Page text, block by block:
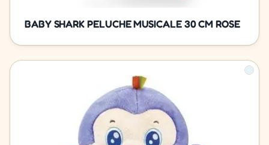
BABY SHARK PELUCHE MUSICALE 30 CM ROSE